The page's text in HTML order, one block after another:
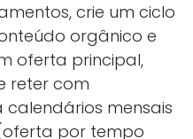
crie um ciclo
orgânico e
oferta principal,
reter com
calendários mensais
por tempo